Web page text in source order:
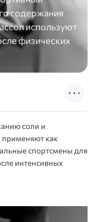
содержания
используют
физических
соли и
применяют как
спортсмены для
интенсивных